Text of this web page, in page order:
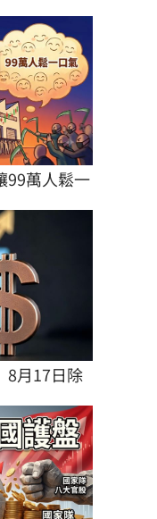
99萬人鬆一
8月17日除